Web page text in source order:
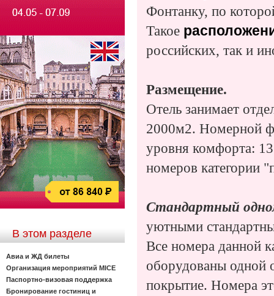
В этом разделе
Авиа и ЖД билеты
Организация мероприятий MICE
Паспортно-визовая поддержка
Бронирование гостиниц и
Фонтанку, по
Такое
российских, так и
Размещение.
Отель занимает
2000м2. Номерной
уровня комфорта:
номеров категории
Стандартный
уютными
Все номера данной
оборудованы одной
покрытие. Номера